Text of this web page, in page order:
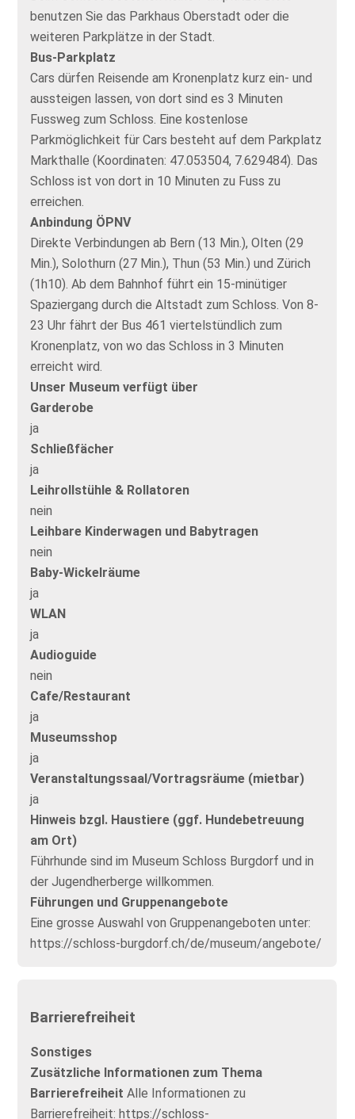
benutzen Sie das Parkhaus Oberstadt oder die
weiteren Parkplätze in der Stadt.
Bus-Parkplatz
Cars dürfen Reisende am Kronenplatz kurz ein- und
aussteigen lassen, von dort sind es 3 Minuten
Fussweg zum Schloss. Eine kostenlose
Parkmöglichkeit für Cars besteht auf dem Parkplatz
Markthalle (Koordinaten: 47.053504, 7.629484). Das
Schloss ist von dort in 10 Minuten zu Fuss zu
erreichen.
Anbindung ÖPNV
Direkte Verbindungen ab Bern (13 Min.), Olten (29
Min.), Solothurn (27 Min.), Thun (53 Min.) und Zürich
(1h10). Ab dem Bahnhof führt ein 15-minütiger
Spaziergang durch die Altstadt zum Schloss. Von 8-
23 Uhr fährt der Bus 461 viertelstündlich zum
Kronenplatz, von wo das Schloss in 3 Minuten
erreicht wird.
Unser Museum verfügt über
Garderobe
ja
Schließfächer
ja
Leihrollstühle & Rollatoren
nein
Leihbare Kinderwagen und Babytragen
nein
Baby-Wickelräume
ja
WLAN
ja
Audioguide
nein
Cafe/Restaurant
ja
Museumsshop
ja
Veranstaltungssaal/Vortragsräume (mietbar)
ja
Hinweis bzgl. Haustiere (ggf. Hundebetreuung
am Ort)
Führhunde sind im Museum Schloss Burgdorf und in
der Jugendherberge willkommen.
Führungen und Gruppenangebote
Eine grosse Auswahl von Gruppenangeboten unter:
https://schloss-burgdorf.ch/de/museum/angebote/
Barrierefreiheit
Sonstiges
Zusätzliche Informationen zum Thema
Barrierefreiheit Alle Informationen zu
Barrierefreiheit: https://schloss-